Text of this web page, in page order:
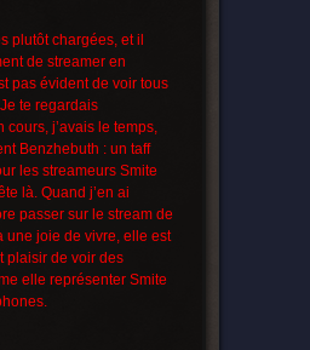
plutôt chargées, et il
de streamer en
pas évident de voir tous
te regardais
cours, j’avais le temps,
Benzhebuth : un taff
les streameurs Smite
là. Quand j’en ai
passer sur le stream de
une joie de vivre, elle est
plaisir de voir des
elle représenter Smite